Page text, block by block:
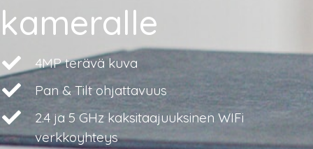
kameralle
4MP terävä kuva
Pan & Tilt ohjattavuus
2.4 ja 5 GHz kaksitaajuuksinen WIFi
verkkoyhteys